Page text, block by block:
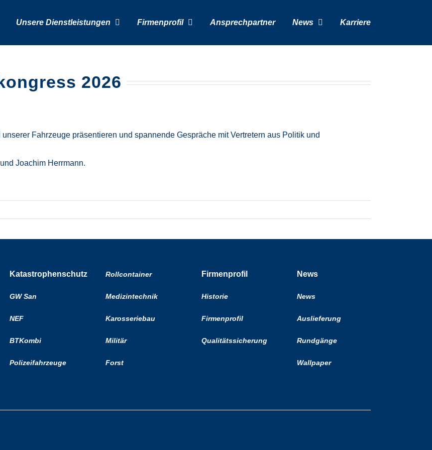
Unsere Dienstleistungen Firmenprofil Ansprechpartner News Karriere
2026
Fahrzeuge präsentieren und spannende Gespräche mit Vertretern aus Politik und
und Joachim Herrmann.
Katastrophenschutz
GW San
NEF
BTKombi
Polizeifahrzeuge
Rollcontainer
Medizintechnik
Karosseriebau
Militär
Forst
Firmenprofil
Historie
Firmenprofil
Qualitätssicherung
News
News
Auslieferung
Rundgänge
Wallpaper